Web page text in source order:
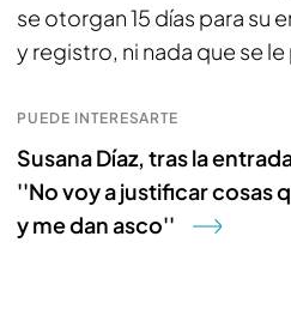
se otorgan 15 días para su
y registro, ni nada que se
PUEDE INTERESARTE
Susana Díaz, tras la
''No voy a justificar cosas
y me dan asco''